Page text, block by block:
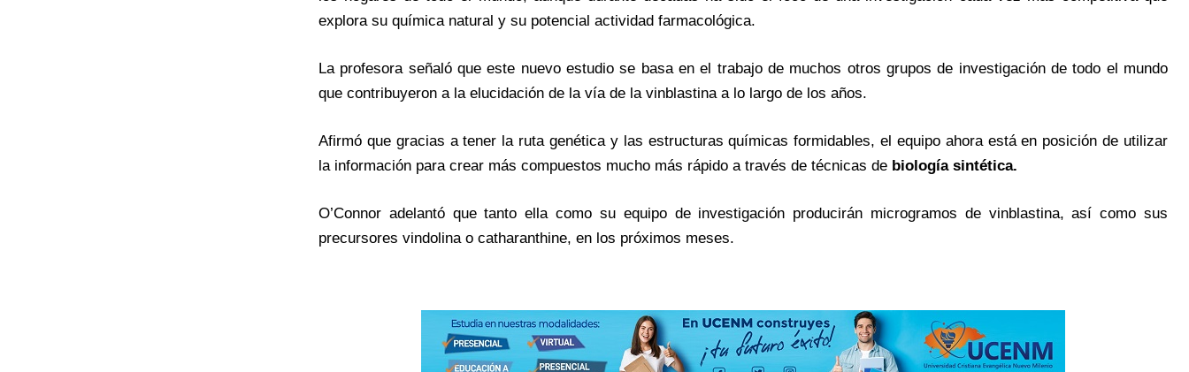
explora su química natural y su potencial actividad farmacológica.
La profesora señaló que este nuevo estudio se basa en el trabajo de muchos otros grupos de investigación de todo el mundo
que contribuyeron a la elucidación de la vía de la vinblastina a lo largo de los años.
Afirmó que gracias a tener la ruta genética y las estructuras químicas formidables, el equipo ahora está en posición de utilizar
la información para crear más compuestos mucho más rápido a través de técnicas de biología sintética.
O’Connor adelantó que tanto ella como su equipo de investigación producirán microgramos de vinblastina, así como sus
precursores vindolina o catharanthine, en los próximos meses.